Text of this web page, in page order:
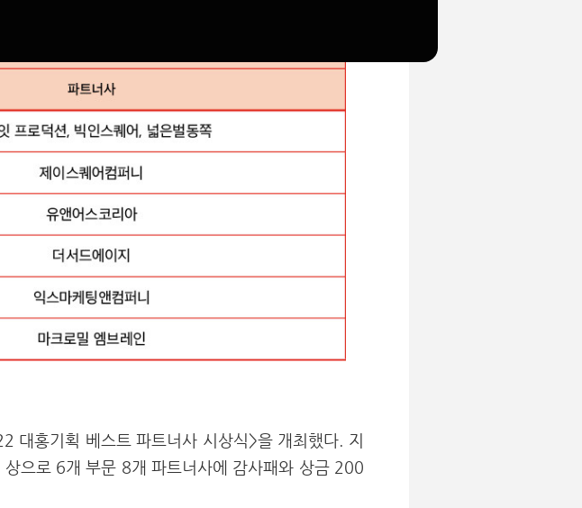
홍기획 베스트 파트너사 시상식>을 개최했다. 지
으로 6개 부문 8개 파트너사에 감사패와 상금 200